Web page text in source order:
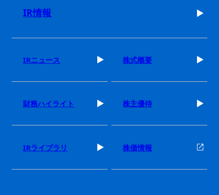
IR情報
IRニュース 株式概要
財務ハイライト 株主優待
IRライブラリ 株価情報